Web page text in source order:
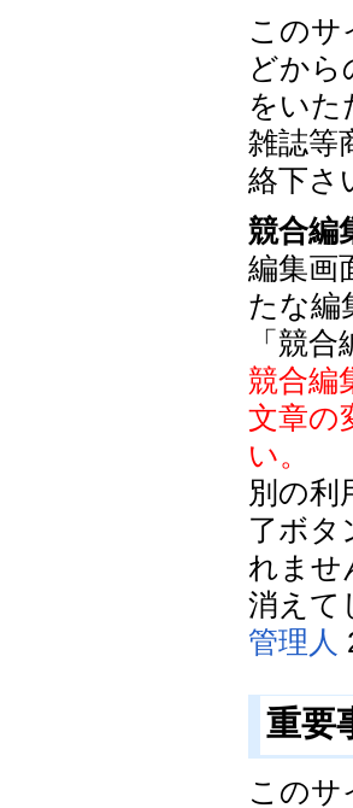
このサ
どから
をいた
雑誌等
絡下さ
競合編
編集画
たな編
「競
競合編
文章の
い。
別の利
了ボタ
れませ
消えて
管理人
重要
このサ